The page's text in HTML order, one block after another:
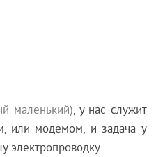
маленький), у нас служит
или модемом, и задача у
электропроводку.